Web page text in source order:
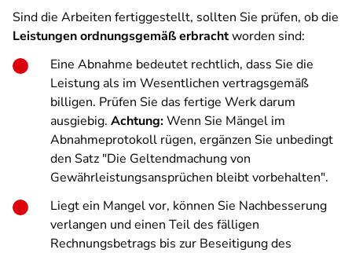
Sind die Arbeiten fertiggestellt, sollten Sie prüfen, ob die
Leistungen ordnungsgemäß erbrachtworden sind:
Eine Abnahme bedeutet rechtlich, dass Sie die
Leistung als im Wesentlichen vertragsgemäß
billigen. Prüfen Sie das fertige Werk darum
ausgiebig. Achtung:Wenn Sie Mängel im
Abnahmeprotokoll rügen, ergänzen Sie unbedingt
den Satz "Die Geltendmachung von
Gewährleistungsansprüchen bleibt vorbehalten".
Liegt ein Mangel vor, können Sie Nachbesserung
verlangen und einen Teil des fälligen
Rechnungsbetrags bis zur Beseitigung des